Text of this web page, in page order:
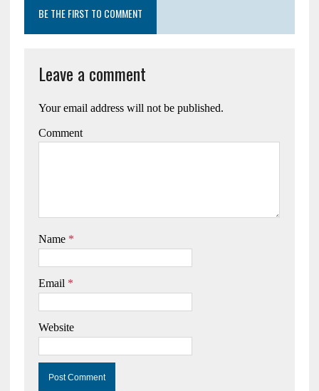
BE THE FIRST TO COMMENT
Leave a comment
Your email address will not be published.
Comment
Name *
Email *
Website